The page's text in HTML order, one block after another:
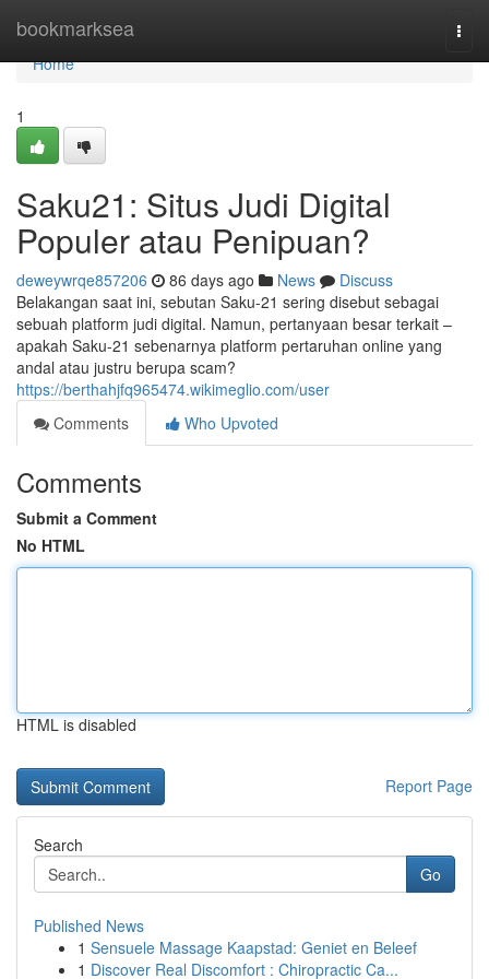
bookmarksea
Home
Home
1
Saku21: Situs Judi Digital
Populer atau Penipuan?
deweywrqe857206 86 days ago News
Discuss
Belakangan saat ini, sebutan Saku-21 sering disebut sebagai
sebuah platform judi digital. Namun, pertanyaan besar terkait –
apakah Saku-21 sebenarnya platform pertaruhan online yang
andal atau justru berupa scam?
https://berthahjfq965474.wikimeglio.com/user
Comments
Who Upvoted
Comments
Submit a Comment
No HTML
HTML is disabled
Report Page
Search
Go
Published News
1 Sensuele Massage Kaapstad: Geniet en Beleef
1 Discover Real Discomfort : Chiropractic Ca...